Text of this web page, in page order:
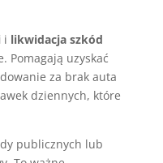
i likwidacja szkód
Pomagają uzyskać
za brak auta
dziennych, które
publicznych lub